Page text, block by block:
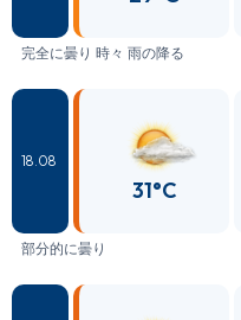
完全に曇り 時々 雨の降る
18.08
31°C
部分的に曇り